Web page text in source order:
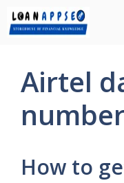
Skip
to
Airtel
How to